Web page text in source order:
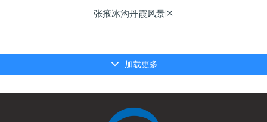
张掖冰沟丹霞风景区
加载更多